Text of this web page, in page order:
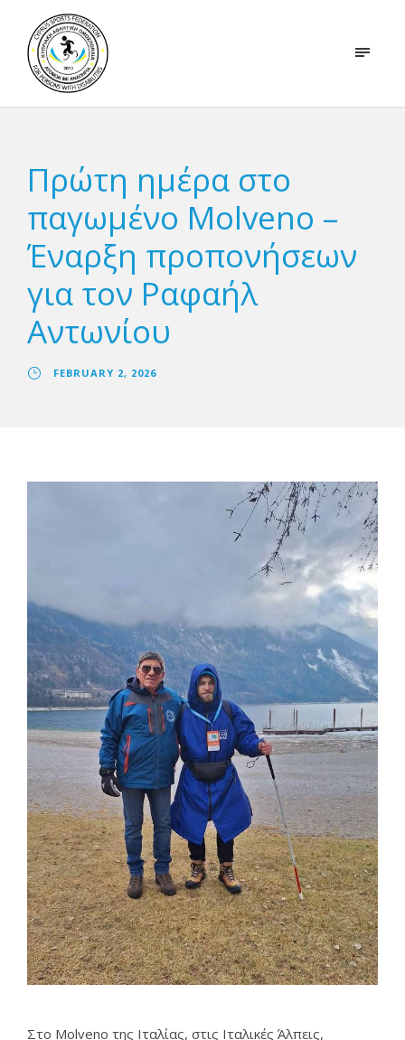
Πρώτη ημέρα στο
παγωμένο Molveno –
Έναρξη προπονήσεων
για τον Ραφαήλ
Αντωνίου
FEBRUARY 2, 2026
Στο Molveno της Ιταλίας, στις Ιταλικές Άλπεις,